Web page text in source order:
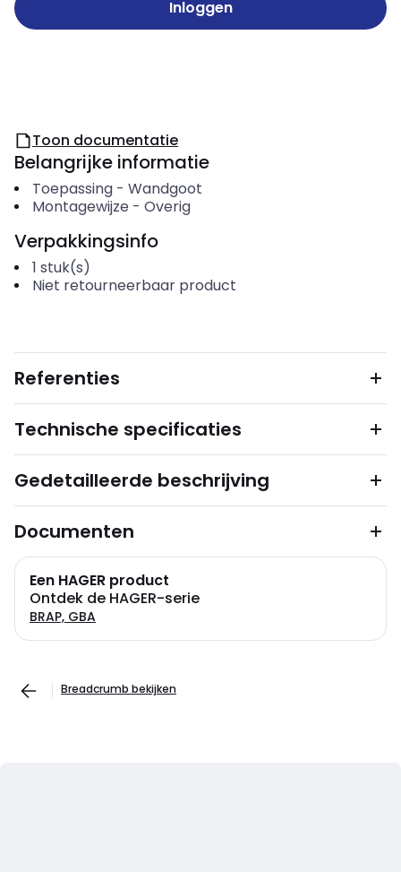
Inloggen
Toon documentatie
Belangrijke informatie
Toepassing- Wandgoot
Montagewijze - Overig
Verpakkingsinfo
1 stuk(s)
Niet retourneerbaar product
Referenties
Technische specificaties
Gedetailleerde beschrijving
Documenten
Een HAGER product
Ontdek de HAGER-serie
BRAP, GBA
Breadcrumb bekijken